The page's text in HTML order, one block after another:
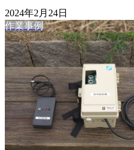
2024年2月24日
作業事例